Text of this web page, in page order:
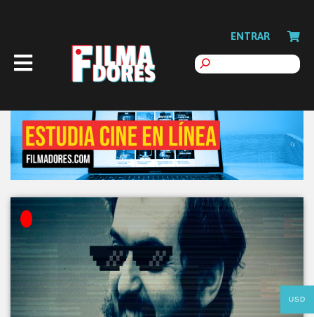
ENTRAR
USD